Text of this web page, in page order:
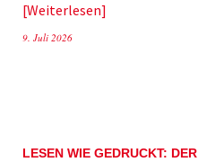
Weiterlesen
9. Juli 2026
LESEN WIE GEDRUCKT: DER